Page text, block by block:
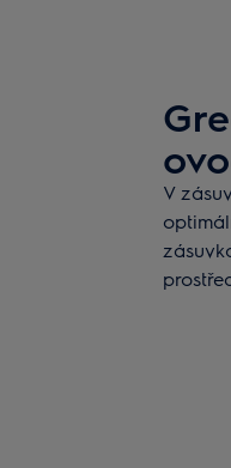
V